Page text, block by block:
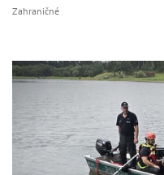
Zahraničné